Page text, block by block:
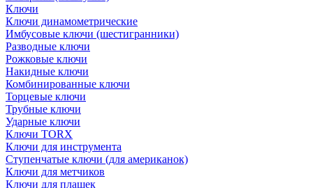
Ключи
Ключи динамометрические
Имбусовые ключи (шестигранники)
Разводные ключи
Рожковые ключи
Накидные ключи
Комбинированные ключи
Торцевые ключи
Трубные ключи
Ударные ключи
Ключи TORX
Ключи для инструмента
Ступенчатые ключи (для американок)
Ключи для метчиков
Ключи для плашек